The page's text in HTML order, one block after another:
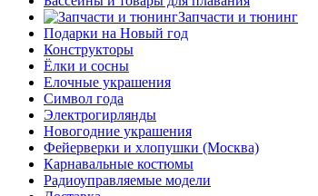
Запчасти и тюнинг
Подарки на Новый год
Конструкторы
Ёлки и сосны
Елочные украшения
Символ года
Электрогирлянды
Новогодние украшения
Фейерверки и хлопушки (Москва)
Карнавальные костюмы
Радиоуправляемые модели